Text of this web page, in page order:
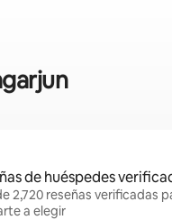
de huéspedes
2,720 reseñas verificadas
a elegir